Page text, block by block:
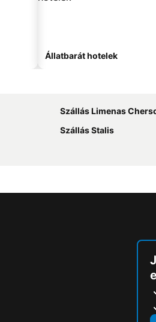
Állatbarát hotelek
Szállás Limenas
Szállás Stalis